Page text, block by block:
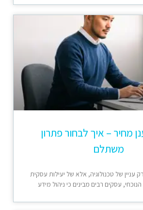
מחיר – איך לבחור פתרון
משתלם
עניין של טכנולוגיה, אלא של יעילות עסקית
הנוכחי, עסקים רבים מבינים כי ניהול מידע